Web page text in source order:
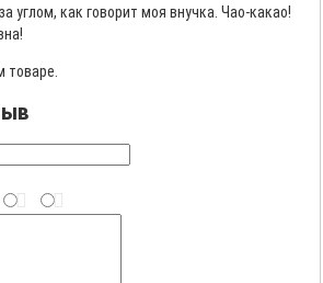
углом, как говорит моя внучка. Чао-какао!
товаре.